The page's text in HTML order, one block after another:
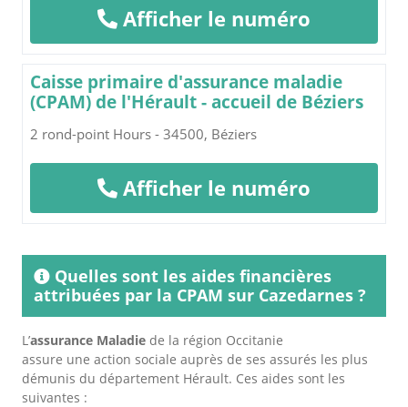
Afficher le numéro
Caisse primaire d'assurance maladie
(CPAM) de l'Hérault - accueil de Béziers
2 rond-point Hours - 34500, Béziers
Afficher le numéro
Quelles sont les aides financières
attribuées par la CPAM sur Cazedarnes ?
L’assurance Maladie de la région Occitanie
assure une action sociale auprès de ses assurés les plus
démunis du département Hérault. Ces aides sont les
suivantes :